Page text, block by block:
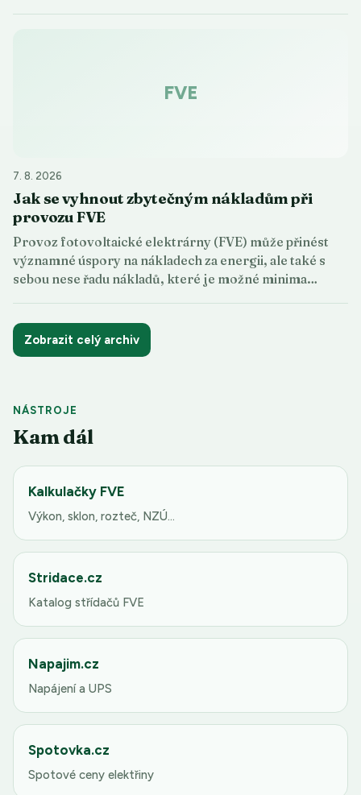
FVE
7. 8. 2026
Jak se vyhnout zbytečným nákladům při
provozu FVE
Provoz fotovoltaické elektrárny (FVE) může přinést
významné úspory na nákladech za energii, ale také s
sebou nese řadu nákladů, které je možné minima…
Zobrazit celý archiv
NÁSTROJE
Kam dál
Kalkulačky FVE
Výkon, sklon, rozteč, NZÚ…
Stridace.cz
Katalog střídačů FVE
Napajim.cz
Napájení a UPS
Spotovka.cz
Spotové ceny elektřiny